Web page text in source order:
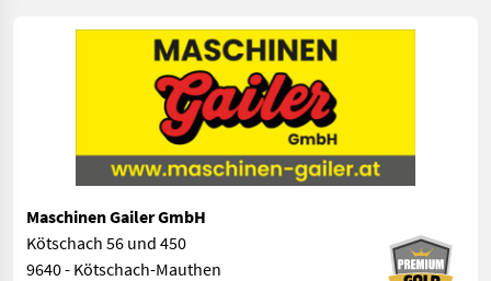
Maschinen Gailer GmbH
Kötschach 56 und 450
9640 - Kötschach-Mauthen